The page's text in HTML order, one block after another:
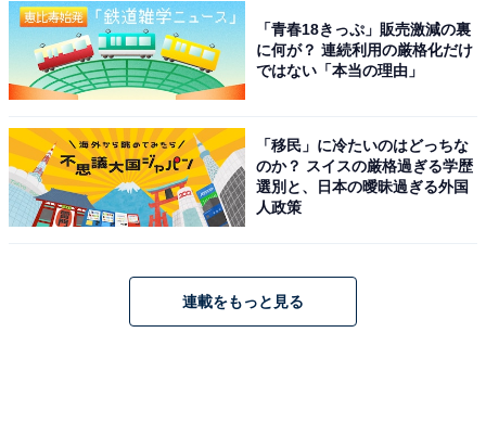
「青春18きっぷ」販売激減の裏
に何が？ 連続利用の厳格化だけ
ではない「本当の理由」
「移民」に冷たいのはどっちな
のか？ スイスの厳格過ぎる学歴
選別と、日本の曖昧過ぎる外国
人政策
連載をもっと見る